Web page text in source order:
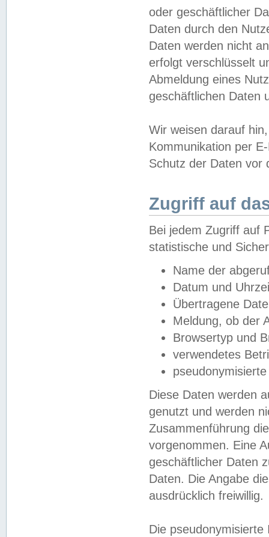
oder geschäftlicher
Daten durch den
Daten werden nicht
erfolgt verschlüsselt
Abmeldung eines
geschäftlichen Daten
Wir weisen darauf
Kommunikation per
Schutz der Daten vor
Zugriff auf
Bei jedem Zugriff auf
statistische und
Name der
Datum und
Übertragene
Meldung, ob der
Browsertyp und
verwendetes
Diese Daten werden
genutzt und werden
Zusammenführung
vorgenommen. Eine
geschäftlicher Daten
Daten. Die Angabe
ausdrücklich freiwillig.
Die